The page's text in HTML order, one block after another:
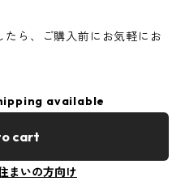
たら、ご購入前にお気軽にお
available
cart
まいの方向け